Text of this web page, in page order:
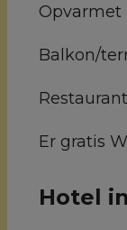
Opvarmet
Balkon/
Er gratis
Hotel